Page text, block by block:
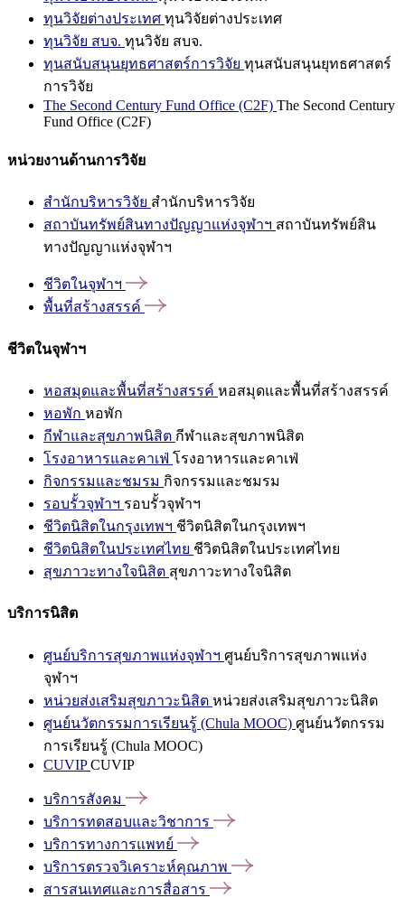
ทุนวิจัยต่างประเทศ ทุนวิจัยต่างประเทศ
ทุนวิจัย สบจ. ทุนวิจัย สบจ.
ทุนสนับสนุนยุทธศาสตร์การวิจัย ทุนสนับสนุนยุทธศาสตร์
การวิจัย
The Second Century Fund Office (C2F) The Second Century
Fund Office (C2F)
หน่วยงานด้านการวิจัย
สำนักบริหารวิจัย สำนักบริหารวิจัย
สถาบันทรัพย์สินทางปัญญาแห่งจุฬาฯ สถาบันทรัพย์สิน
ทางปัญญาแห่งจุฬาฯ
ชีวิตในจุฬาฯ
พื้นที่สร้างสรรค์
ชีวิตในจุฬาฯ
หอสมุดและพื้นที่สร้างสรรค์ หอสมุดและพื้นที่สร้างสรรค์
หอพัก หอพัก
กีฬาและสุขภาพนิสิต กีฬาและสุขภาพนิสิต
โรงอาหารและคาเฟ่ โรงอาหารและคาเฟ่
กิจกรรมและชมรม กิจกรรมและชมรม
รอบรั้วจุฬาฯ รอบรั้วจุฬาฯ
ชีวิตนิสิตในกรุงเทพฯ ชีวิตนิสิตในกรุงเทพฯ
ชีวิตนิสิตในประเทศไทย ชีวิตนิสิตในประเทศไทย
สุขภาวะทางใจนิสิต สุขภาวะทางใจนิสิต
บริการนิสิต
ศูนย์บริการสุขภาพแห่งจุฬาฯ ศูนย์บริการสุขภาพแห่ง
จุฬาฯ
หน่วยส่งเสริมสุขภาวะนิสิต หน่วยส่งเสริมสุขภาวะนิสิต
ศูนย์นวัตกรรมการเรียนรู้ (Chula MOOC) ศูนย์นวัตกรรม
การเรียนรู้ (Chula MOOC)
CUVIPCUVIP
บริการสังคม
บริการทดสอบและวิชาการ
บริการทางการแพทย์
บริการตรวจวิเคราะห์คุณภาพ
สารสนเทศและการสื่อสาร